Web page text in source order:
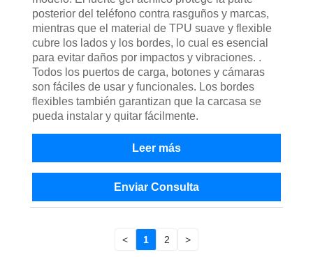
posterior del teléfono contra rasguños y marcas,
mientras que el material de TPU suave y flexible
cubre los lados y los bordes, lo cual es esencial
para evitar daños por impactos y vibraciones. .
Todos los puertos de carga, botones y cámaras
son fáciles de usar y funcionales. Los bordes
flexibles también garantizan que la carcasa se
pueda instalar y quitar fácilmente.
Leer más
Enviar Consulta
< 1 2 >